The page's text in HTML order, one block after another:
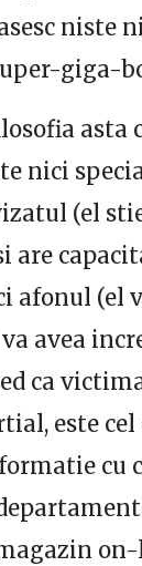
niste
giga-
asta
nici
(el
are
afonul (el
avea
ca
este cel
cu